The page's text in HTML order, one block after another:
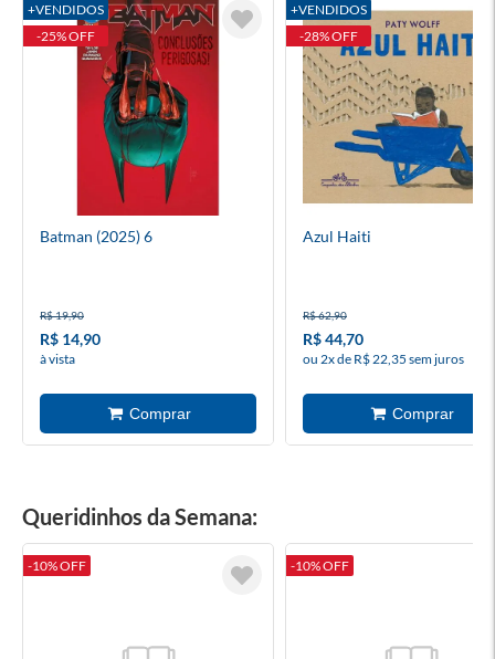
+VENDIDOS
-25% OFF
Batman (2025) 6
R$ 19,90
R$ 14,90
à vista
+VENDIDOS
-28% OFF
Azul Haiti
R$ 62,90
R$ 44,70
ou 2x de R$ 22,35 sem juros
Queridinhos da Semana:
-10% OFF -10% OFF